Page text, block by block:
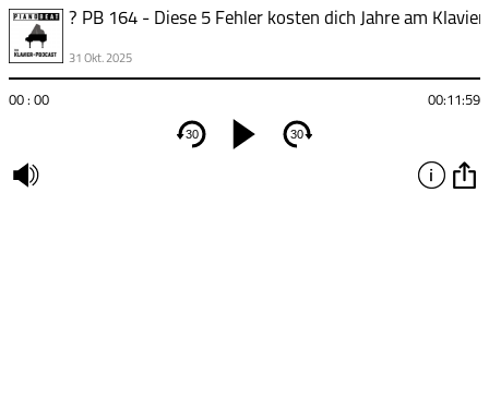
? PB 164 - Diese 5 Fehler kosten dich Jahre am Klavier
31 Okt. 2025
00 : 00 00:11:59
30 30